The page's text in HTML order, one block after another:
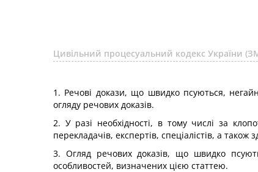
Цивільний процесуальний кодекс України
1. Речові докази, що швидко псуються,
огляду речових доказів.
2. У разі необхідності, в тому числі за
перекладачів, експертів, спеціалістів, а також
3. Огляд речових доказів, що швидко
особливостей, визначених цією статтею.